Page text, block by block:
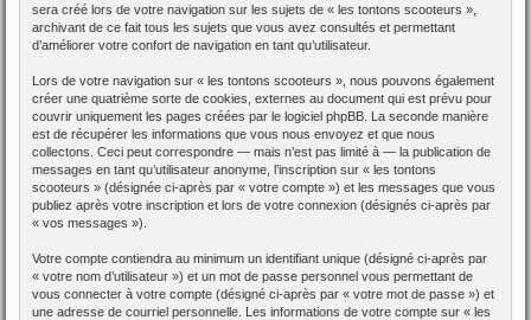
sera créé lors de votre navigation sur les sujets de « les tontons scooteurs »,
archivant de ce fait tous les sujets que vous avez consultés et permettant
d’améliorer votre confort de navigation en tant qu’utilisateur.
Lors de votre navigation sur « les tontons scooteurs », nous pouvons également
créer une quatrième sorte de cookies, externes au document qui est prévu pour
couvrir uniquement les pages créées par le logiciel phpBB. La seconde manière
est de récupérer les informations que vous nous envoyez et que nous
collectons. Ceci peut correspondre — mais n’est pas limité à — la publication de
messages en tant qu’utilisateur anonyme, l’inscription sur « les tontons
scooteurs » (désignée ci-après par « votre compte ») et les messages que vous
publiez après votre inscription et lors de votre connexion (désignés ci-après par
« vos messages »).
Votre compte contiendra au minimum un identifiant unique (désigné ci-après par
« votre nom d’utilisateur ») et un mot de passe personnel vous permettant de
vous connecter à votre compte (désigné ci-après par « votre mot de passe ») et
une adresse de courriel personnelle. Les informations de votre compte sur « les